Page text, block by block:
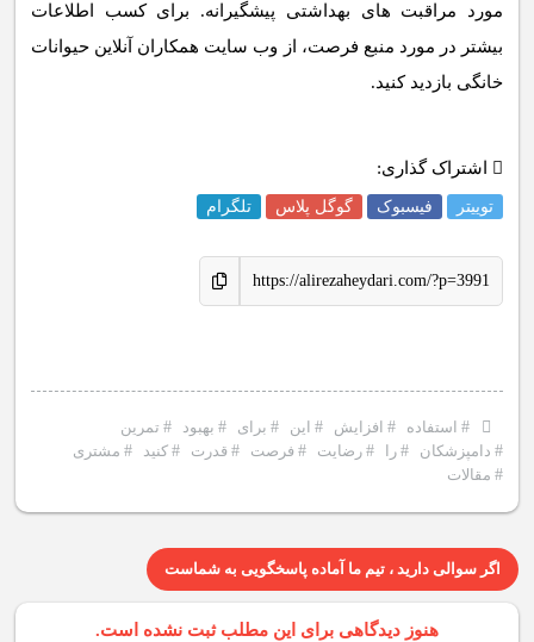
مورد مراقبت های بهداشتی پیشگیرانه. برای کسب اطلاعات
بیشتر در مورد منبع فرصت، از وب سایت همکاران آنلاین حیوانات
خانگی بازدید کنید.
اشتراک گذاری:
توییتر فیسبوک گوگل پلاس تلگرام
https://alirezaheydari.com/?p=3991
# استفاده # افزایش # این # برای # بهبود # تمرین
# دامپزشکان # را # رضایت # فرصت # قدرت # کنید # مشتری
# مقالات
اگر سوالی دارید ، تیم ما آماده پاسخگویی به شماست
هنوز دیدگاهی برای این مطلب ثبت نشده است.